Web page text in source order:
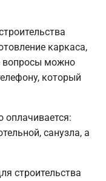
каркаса,
вопросы можно
который
оплачивается:
санузла, а
строительства